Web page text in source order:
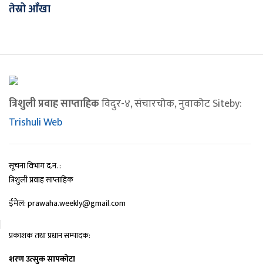
तेस्रो आँखा
त्रिशुली प्रवाह साप्ताहिकविदुर-४, संचारचोक, नुवाकोट Siteby:
Trishuli Web
सूचना विभाग द.न. :
त्रिशुली प्रवाह साप्ताहिक
ईमेल: prawaha.weekly@gmail.com
प्रकाशक तथा प्रधान सम्पादक:
शरण उत्सुक सापकोटा